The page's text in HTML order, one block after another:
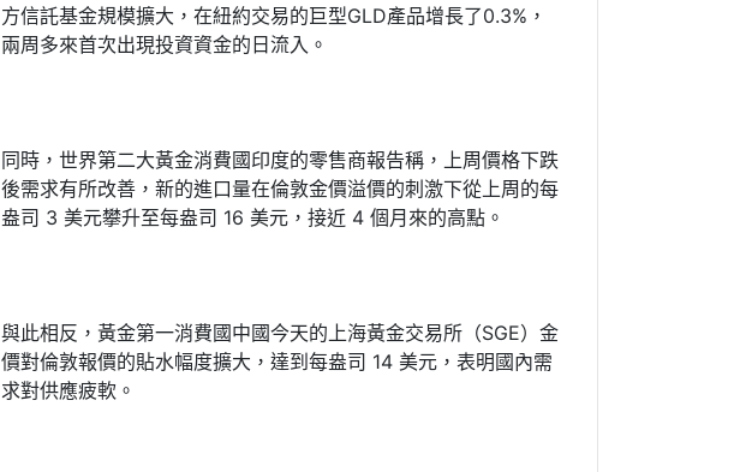
方信託基金規模擴大，在紐約交易的巨型GLD產品增長了0.3%，
兩周多來首次出現投資資金的日流入。
同時，世界第二大黃金消費國印度的零售商報告稱，上周價格下跌
後需求有所改善，新的進口量在倫敦金價溢價的刺激下從上周的每
盎司 3 美元攀升至每盎司 16 美元，接近 4 個月來的高點。
與此相反，黃金第一消費國中國今天的上海黃金交易所（SGE）金
價對倫敦報價的貼水幅度擴大，達到每盎司 14 美元，表明國內需
求對供應疲軟。